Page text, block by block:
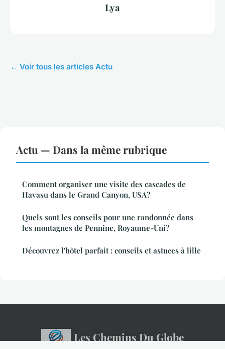
Lya
← Voir tous les articles Actu
Actu — Dans la même rubrique
Comment organiser une visite des cascades de
Havasu dans le Grand Canyon, USA?
Quels sont les conseils pour une randonnée dans
les montagnes de Pennine, Royaume-Uni?
Découvrez l'hôtel parfait : conseils et astuces à lille
Les Chemins Du Globe